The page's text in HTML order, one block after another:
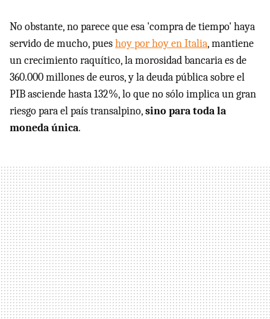
No obstante, no parece que esa 'compra de tiempo' haya
servido de mucho, pueshoy por hoy en Italia, mantiene
un crecimiento raquítico, la morosidad bancaria es de
360.000 millones de euros, y la deuda pública sobre el
PIB asciende hasta 132%, lo que no sólo implica un gran
riesgo para el país transalpino,sino para toda la
moneda única.